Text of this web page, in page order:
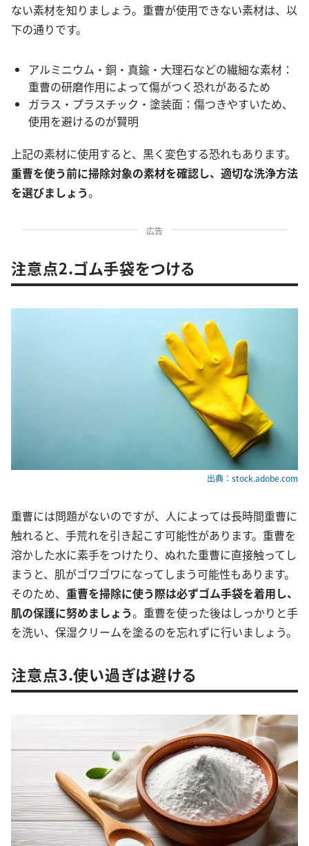
ない素材を知りましょう。重曹が使用できない素材は、以
下の通りです。
アルミニウム・銅・真鍮・大理石などの繊細な素材：
重曹の研磨作用によって傷がつく恐れがあるため
ガラス・プラスチック・塗装面：傷つきやすいため、
使用を避けるのが賢明
上記の素材に使用すると、黒く変色する恐れもあります。
重曹を使う前に掃除対象の素材を確認し、適切な洗浄方法
を選びましょう。
広告
注意点2.ゴム手袋をつける
出典：stock.adobe.com
重曹には問題がないのですが、人によっては長時間重曹に
触れると、手荒れを引き起こす可能性があります。重曹を
溶かした水に素手をつけたり、ぬれた重曹に直接触ってし
まうと、肌がゴワゴワになってしまう可能性もあります。
そのため、 重曹を掃除に使う際は必ずゴム手袋を着用し、
肌の保護に努めましょう。重曹を使った後はしっかりと手
を洗い、保湿クリームを塗るのを忘れずに行いましょう。
注意点3.使い過ぎは避ける